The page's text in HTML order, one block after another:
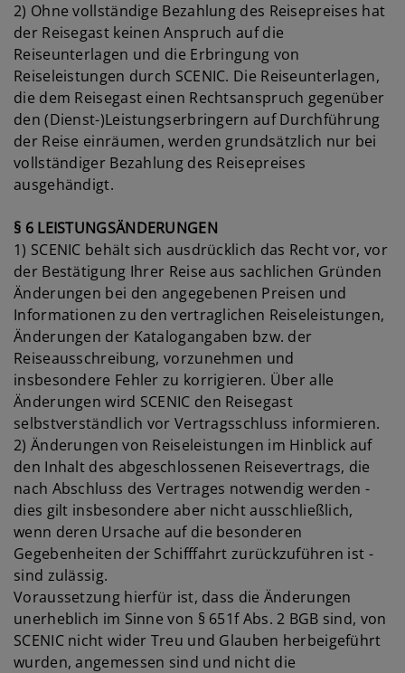
2) Ohne vollständige Bezahlung des Reisepreises hat
der Reisegast keinen Anspruch auf die
Reiseunterlagen und die Erbringung von
Reiseleistungen durch SCENIC. Die Reiseunterlagen,
die dem Reisegast einen Rechtsanspruch gegenüber
den (Dienst-)Leistungserbringern auf Durchführung
der Reise einräumen, werden grundsätzlich nur bei
vollständiger Bezahlung des Reisepreises
ausgehändigt.
§ 6 LEISTUNGSÄNDERUNGEN
1) SCENIC behält sich ausdrücklich das Recht vor, vor
der Bestätigung Ihrer Reise aus sachlichen Gründen
Änderungen bei den angegebenen Preisen und
Informationen zu den vertraglichen Reiseleistungen,
Änderungen der Katalogangaben bzw. der
Reiseausschreibung, vorzunehmen und
insbesondere Fehler zu korrigieren. Über alle
Änderungen wird SCENIC den Reisegast
selbstverständlich vor Vertragsschluss informieren.
2) Änderungen von Reiseleistungen im Hinblick auf
den Inhalt des abgeschlossenen Reisevertrags, die
nach Abschluss des Vertrages notwendig werden -
dies gilt insbesondere aber nicht ausschließlich,
wenn deren Ursache auf die besonderen
Gegebenheiten der Schifffahrt zurückzuführen ist -
sind zulässig.
Voraussetzung hierfür ist, dass die Änderungen
unerheblich im Sinne von § 651f Abs. 2 BGB sind, von
SCENIC nicht wider Treu und Glauben herbeigeführt
wurden, angemessen sind und nicht die